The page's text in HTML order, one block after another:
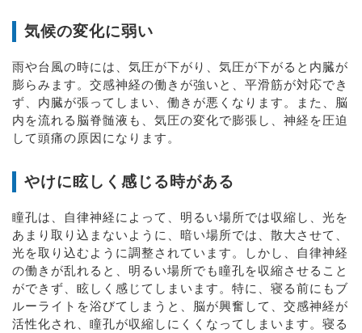
気候の変化に弱い
雨や台風の時には、気圧が下がり、気圧が下がると内臓が
膨らみます。交感神経の働きが強いと、平滑筋が対応でき
ず、内臓が張ってしまい、働きが悪くなります。また、脳
内を流れる脳脊髄液も、気圧の変化で膨張し、神経を圧迫
して頭痛の原因になります。
やけに眩しく感じる時がある
瞳孔は、自律神経によって、明るい場所では収縮し、光を
あまり取り込まないように、暗い場所では、散大させて、
光を取り込むように調整されています。しかし、自律神経
の働きが乱れると、明るい場所でも瞳孔を収縮させること
ができず、眩しく感じてしまいます。特に、寝る前にもブ
ルーライトを浴びてしまうと、脳が興奮して、交感神経が
活性化され、瞳孔が収縮しにくくなってしまいます。寝る